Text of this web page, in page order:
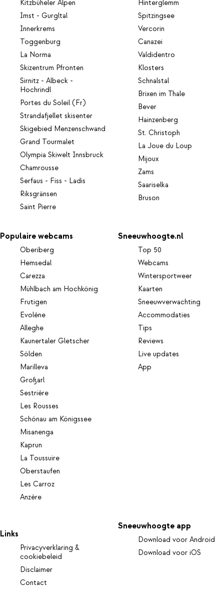
Kitzbüheler Alpen
Imst - Gurgltal
Innerkrems
Toggenburg
La Norma
Skizentrum Pfronten
Sirnitz - Albeck -
Hochrindl
Portes du Soleil (Fr)
Strandafjellet skisenter
Skigebied Menzenschwand
Grand Tourmalet
Olympia Skiwelt Innsbruck
Chamrousse
Serfaus - Fiss - Ladis
Riksgränsen
Saint Pierre
Hinterglemm
Spitzingsee
Vercorin
Canazei
Valdidentro
Klosters
Schnalstal
Brixen im Thale
Bever
Hainzenberg
St. Christoph
La Joue du Loup
Mijoux
Zams
Saariselka
Bruson
Populaire webcams
Oberiberg
Hemsedal
Carezza
Mühlbach am Hochkönig
Frutigen
Evolène
Alleghe
Kaunertaler Gletscher
Sölden
Marilleva
Großarl
Sestrière
Les Rousses
Schönau am Königssee
Misanenga
Kaprun
La Toussuire
Oberstaufen
Les Carroz
Anzère
Sneeuwhoogte.nl
Top 50
Webcams
Wintersportweer
Kaarten
Sneeuwverwachting
Accommodaties
Tips
Reviews
Live updates
App
Links
Privacyverklaring &
cookiebeleid
Disclaimer
Contact
Sneeuwhoogte app
Download voor Android
Download voor iOS